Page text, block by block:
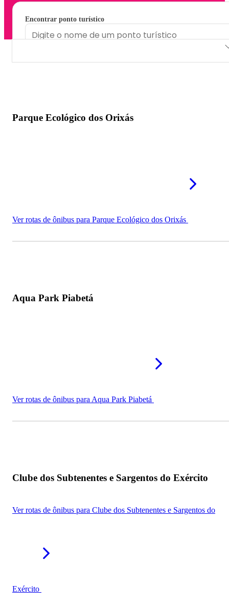
Encontrar ponto turístico
Parque Ecológico dos Orixás
Ver rotas de ônibus para Parque Ecológico dos Orixás
Aqua Park Piabetá
Ver rotas de ônibus para Aqua Park Piabetá
Clube dos Subtenentes e Sargentos do Exército
Ver rotas de ônibus para Clube dos Subtenentes e Sargentos do
Exército